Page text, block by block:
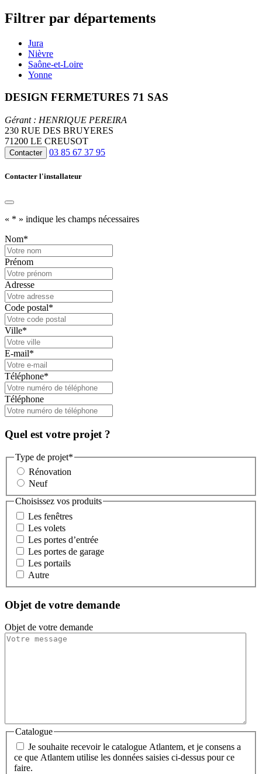
Filtrer par départements
Jura
Nièvre
Saône-et-Loire
Yonne
DESIGN FERMETURES 71 SAS
Gérant : HENRIQUE PEREIRA
230 RUE DES BRUYERES
71200 LE CREUSOT
Contacter 03 85 67 37 95
Contacter l'installateur
« * » indique les champs nécessaires
Nom*
Prénom
Adresse
Code postal*
Ville*
E-mail*
Téléphone*
Téléphone
Quel est votre projet ?
Type de projet*
Rénovation
Neuf
Choisissez vos produits
Les fenêtres
Les volets
Les portes d’entrée
Les portes de garage
Les portails
Autre
Objet de votre demande
Objet de votre demande
Catalogue
Je souhaite recevoir le catalogue Atlantem, et je consens a
ce que Atlantem utilise les données saisies ci-dessus pour ce
faire.